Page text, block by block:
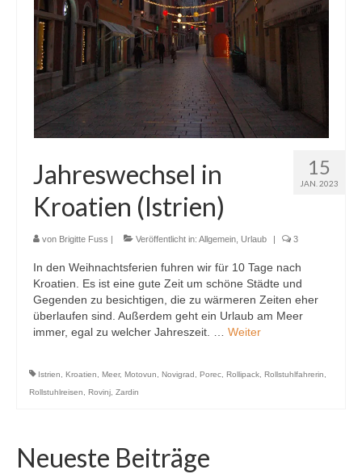
Ausstattung
Kontakt
Datenschutzerklärung
15
JAN. 2023
Jahreswechsel in
Kroatien (Istrien)
von Brigitte Fuss | Veröffentlicht in: Allgemein Urlaub | 3
In den Weihnachtsferien fuhren wir für 10 Tage nach
Kroatien. Es ist eine gute Zeit um schöne Städte und
Gegenden zu besichtigen, die zu wärmeren Zeiten eher
überlaufen sind. Außerdem geht ein Urlaub am Meer
immer, egal zu welcher Jahreszeit. … Weiter
Istrien Kroatien Meer, Motovun Novigrad Porec Rollipack Rollstuhlfahrerin
Rollstuhlreisen
Rovinj Zardin
Neueste Beiträge